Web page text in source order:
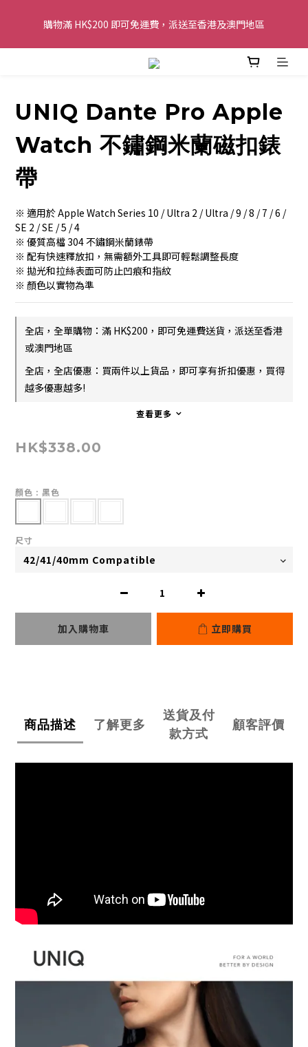
購物滿 HK$200 即可免運費，派送至香港及澳門地區
購物滿 HK$200 即可免運費，派送至香港及澳門地區
全單金額：每滿 HK$250，以轉數快或八達通方式付款，額外再減
歡迎 WhatsApp 6123 6918 查詢或電郵到
UNIQ Dante Pro Apple
Watch 不鏽鋼米蘭磁扣錶
帶
※ 適用於 Apple Watch Series 10 / Ultra 2 / Ultra / 9 / 8 / 7 / 6 /
SE 2 / SE / 5 / 4
※ 優質高檔 304 不鏽鋼米蘭錶帶
※ 配有快速釋放扣，無需額外工具即可輕鬆調整長度
※ 拋光和拉絲表面可防止凹痕和指紋
※ 顏色以實物為準
全店，全單購物：滿 HK$200，即可免運費送貨，派送至香港
或澳門地區
全店，全店優惠：買兩件以上貨品，即可享有折扣優惠，買得
越多優惠越多!
查看更多
HK$338.00
顏色 : 黑色
尺寸
加入購物車 立即購買
商品描述 了解更多
送貨及付
款方式
顧客評價